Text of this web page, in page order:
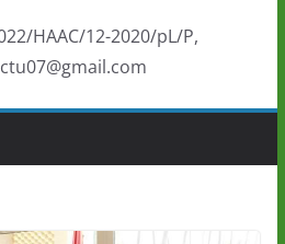
HAAC/12-2020/pL/P,